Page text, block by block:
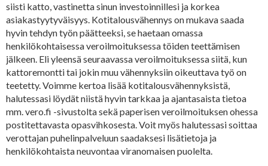
siisti katto, vastinetta sinun investoinnillesi ja korkea
asiakastyytyväisyys. Kotitalousvähennys on mukava saada
hyvin tehdyn työn päätteeksi, se haetaan omassa
henkilökohtaisessa veroilmoituksessa töiden teettämisen
jälkeen. Eli yleensä seuraavassa veroilmoituksessa siitä, kun
kattoremontti tai jokin muu vähennyksiin oikeuttava työ on
teetetty. Voimme kertoa lisää kotitalousvähennyksistä,
halutessasi löydät niistä hyvin tarkkaa ja ajantasaista tietoa
mm. vero.fi -sivustolta sekä paperisen veroilmoituksen ohessa
postitettavasta opasvihkosesta. Voit myös halutessasi soittaa
verottajan puhelinpalveluun saadaksesi lisätietoja ja
henkilökohtaista neuvontaa viranomaisen puolelta.